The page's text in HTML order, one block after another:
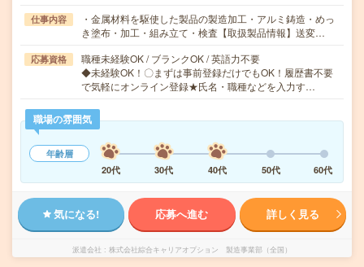
仕事内容
・金属材料を駆使した製品の製造加工・アルミ鋳造・めっ
き塗布・加工・組み立て・検査【取扱製品情報】送変…
応募資格
職種未経験OK / ブランクOK / 英語力不要
◆未経験OK！〇まずは事前登録だけでもOK！履歴書不要
で気軽にオンライン登録★氏名・職種などを入力す…
職場の雰囲気
年齢層
20代
30代 40代 50代 60代
気になる! 応募へ進む 詳しく見る
派遣会社 株式会社綜合キャリアオプション 製造事業部（全国）